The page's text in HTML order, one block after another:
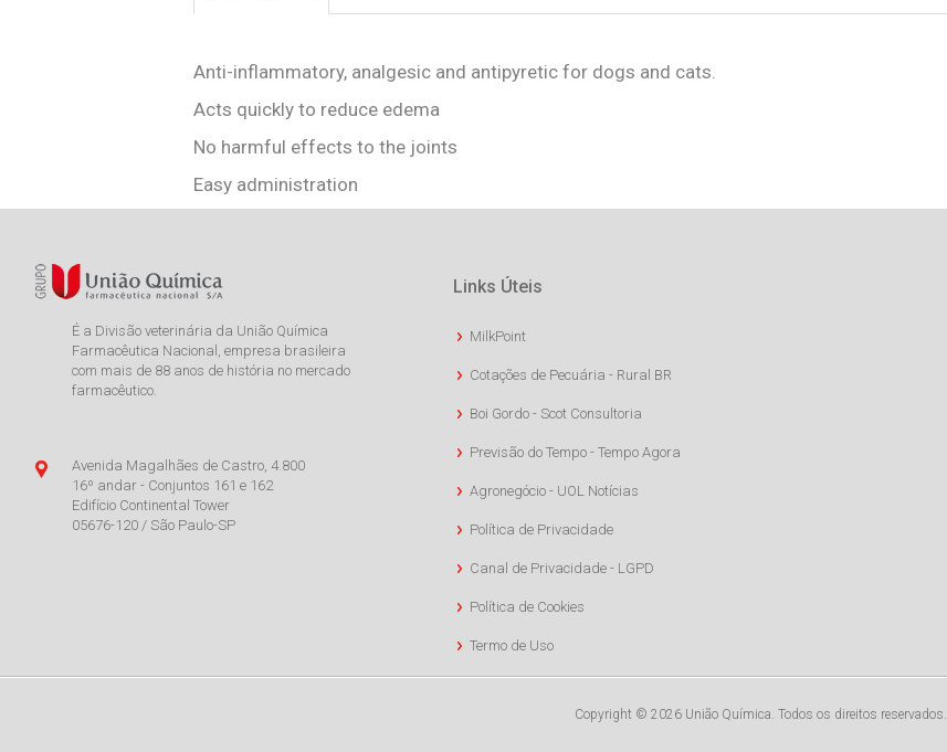
Anti-inflammatory, analgesic and antipyretic for dogs and cats.
Acts quickly to reduce edema
No harmful effects to the joints
Easy administration
É a Divisão veterinária da União Química
Farmacêutica Nacional, empresa brasileira
com mais de 88 anos de história no mercado
farmacêutico.
Avenida Magalhães de Castro, 4.800
16º andar - Conjuntos 161 e 162
Edifício Continental Tower
05676-120 / São Paulo-SP
Links Úteis
MilkPoint
Cotações de Pecuária - Rural BR
Boi Gordo - Scot Consultoria
Previsão do Tempo - Tempo Agora
Agronegócio - UOL Notícias
Política de Privacidade
Canal de Privacidade - LGPD
Política de Cookies
Termo de Uso
Copyright © 2026 União Química. Todos os direitos reservados.